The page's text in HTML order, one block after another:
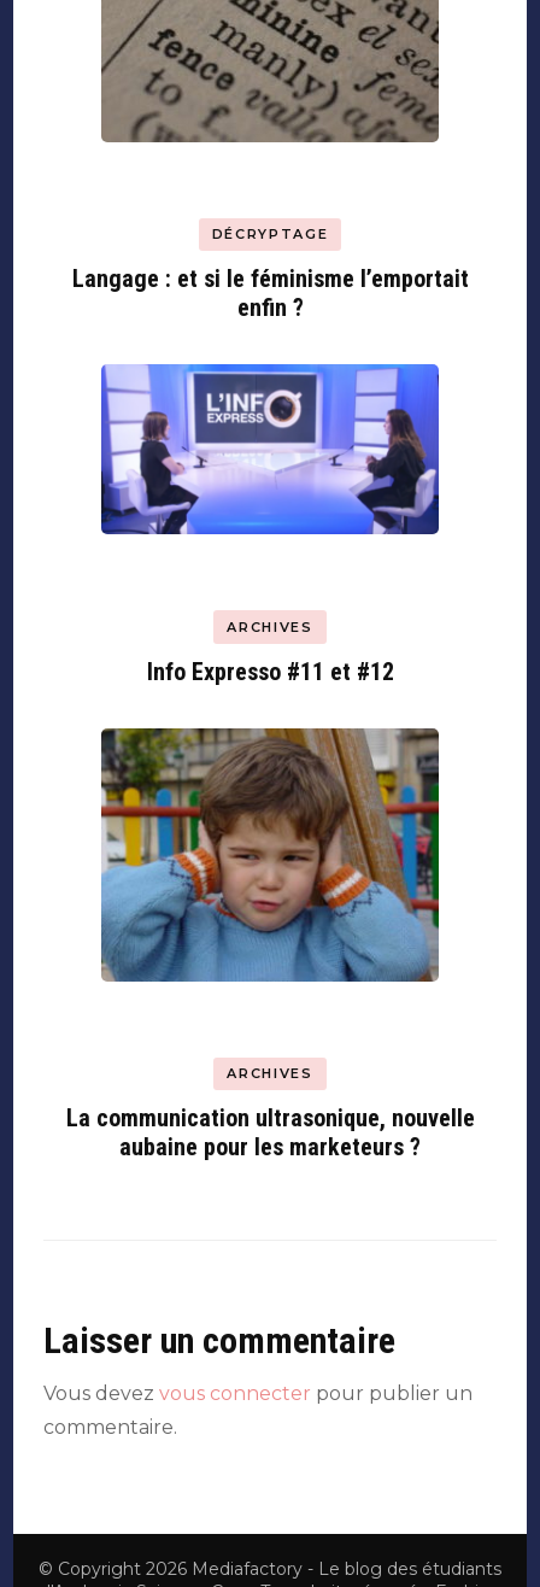
DÉCRYPTAGE
Langage : et si le féminisme l’emportait
enfin ?
ARCHIVES
Info Expresso #11 et #12
ARCHIVES
La communication ultrasonique, nouvelle
aubaine pour les marketeurs ?
Laisser un commentaire
Vous devezvous connecter pour publier un
commentaire.
© Copyright 2026 Mediafactory - Le blog des étudiants